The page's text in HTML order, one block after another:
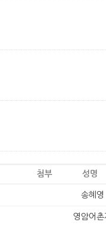
첨부 성명
송혜영
영암어촌